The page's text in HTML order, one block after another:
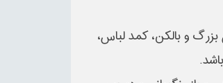
و بالکن، کمد لباس،